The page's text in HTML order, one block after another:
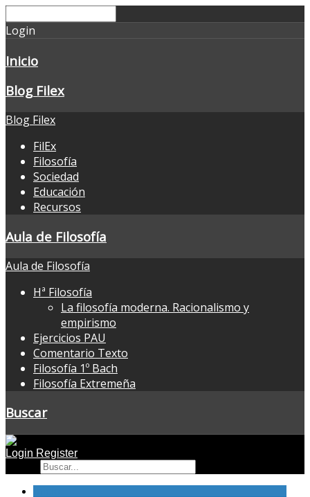
Login
Inicio
Blog Filex
Blog Filex
FilEx
Filosofía
Sociedad
Educación
Recursos
Aula de Filosofía
Aula de Filosofía
Hª Filosofía
La filosofía moderna. Racionalismo y
empirismo
Ejercicios PAU
Comentario Texto
Filosofía 1º Bach
Filosofía Extremeña
Buscar
Login Register